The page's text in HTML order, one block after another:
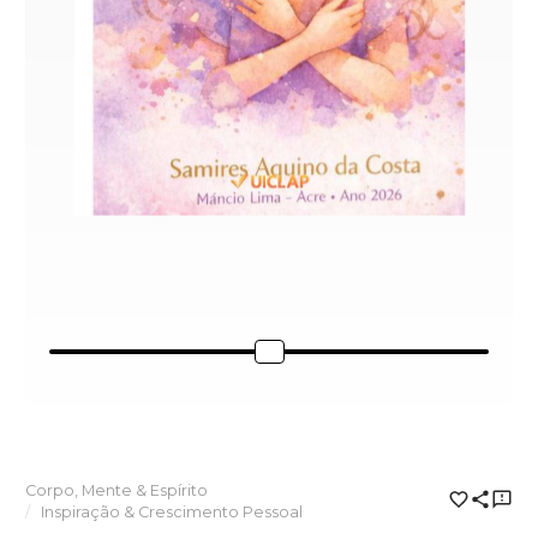
Corpo, Mente & Espírito
Inspiração & Crescimento Pessoal